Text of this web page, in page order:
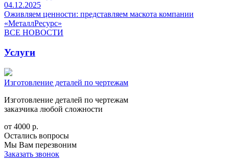
04.12.2025
Оживляем ценности: представляем маскота компании
«МеталлРесурс»
ВСЕ НОВОСТИ
Услуги
Изготовление деталей по чертежам
Изготовление деталей по чертежам
заказчика любой сложности
от 4000 р.
Остались вопросы
Мы Вам перезвоним
Заказать звонок